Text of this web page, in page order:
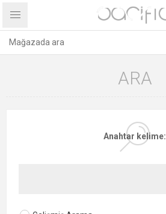
ARA
Anahtar kelime: